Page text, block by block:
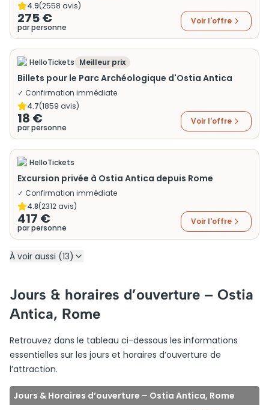
4.9(2558 avis)
275 €
par personne
Voir l'offre
HelloTickets Meilleur prix
Billets pour le Parc Archéologique d'Ostia Antica
✓ Confirmation immédiate
4.7(1859 avis)
18 €
par personne
Voir l'offre
HelloTickets
Excursion privée à Ostia Antica depuis Rome
✓ Confirmation immédiate
4.8(2312avis)
417 €
par personne
Voir l'offre
À voir aussi (13)
Jours & horaires d’ouverture – Ostia
Antica, Rome
Retrouvez dans le tableau ci-dessous les informations
essentielles sur les jours et horaires d’ouverture de
l’attraction.
Jours & Horaires d’ouverture – Ostia Antica, Rome